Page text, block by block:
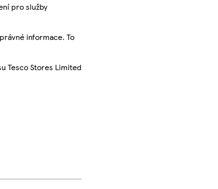
pro služby
informace. To
Tesco Stores Limited